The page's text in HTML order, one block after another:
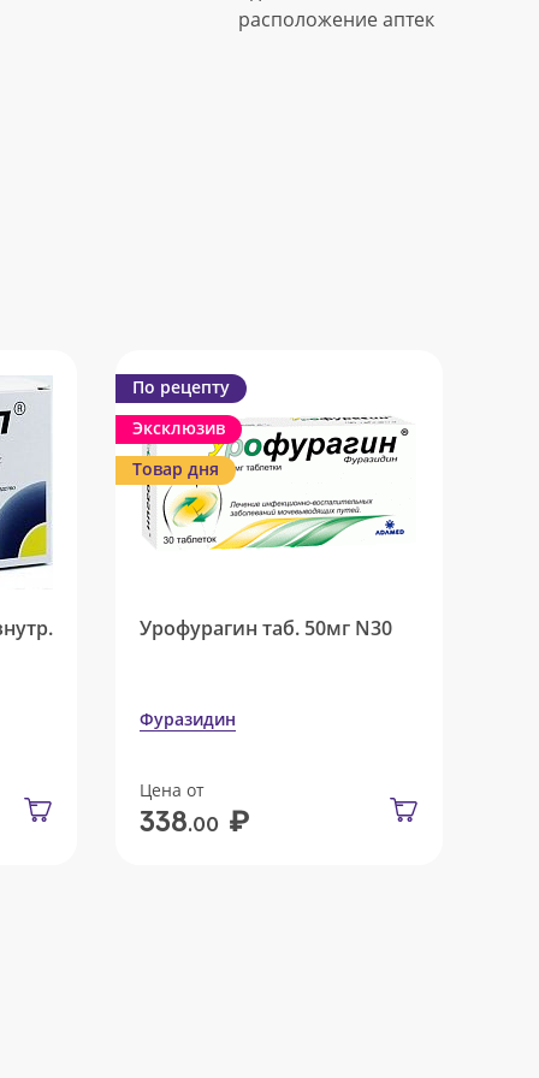
расположение аптек
По рецепту
Эксклюзив
Товар дня
Урофурагин таб. 50мг N30
Фуразидин
Цена от
338.00 ₽